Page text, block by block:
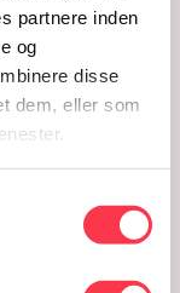
partnere inden
og
disse
dem, eller som